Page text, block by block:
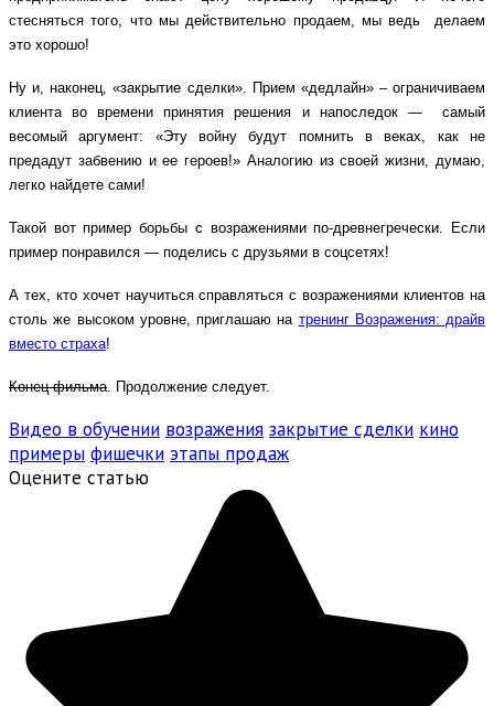
стесняться того, что мы действительно продаем, мы ведь делаем
это хорошо!
Ну и, наконец, «закрытие сделки». Прием «дедлайн» – ограничиваем
клиента во времени принятия решения и напоследок — самый
весомый аргумент: «Эту войну будут помнить в веках, как не
предадут забвению и ее героев!» Аналогию из своей жизни, думаю,
легко найдете сами!
Такой вот пример борьбы с возражениями по-древнегречески. Если
пример понравился — поделись с друзьями в соцсетях!
А тех, кто хочет научиться справляться с возражениями клиентов на
столь же высоком уровне, приглашаю на тренинг Возражения: драйв
вместо страха!
Конец фильма. Продолжение следует.
Видео в обучении возражения закрытие сделки кино
примеры фишечки этапы продаж
Оцените статью